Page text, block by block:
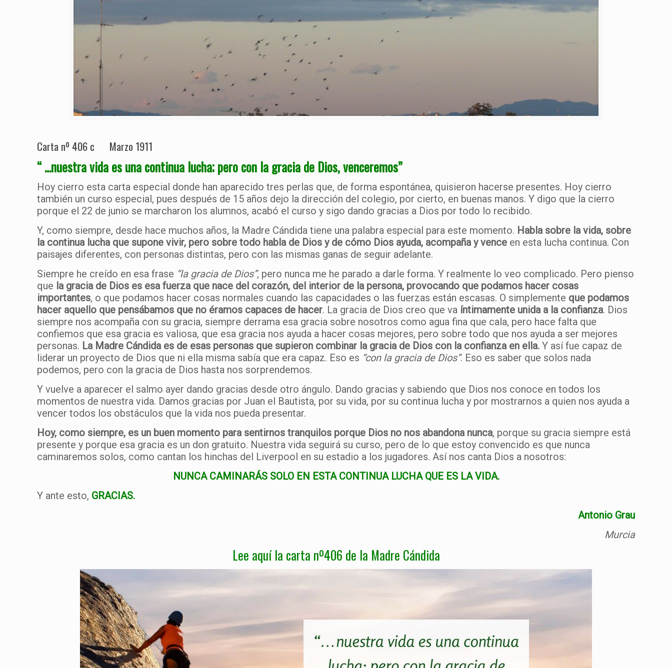
Carta nº 406 c Marzo 1911
“ …nuestra vida es una continua lucha; pero con la gracia de Dios, venceremos”
Hoy cierro esta carta especial donde han aparecido tres perlas que, de forma espontánea, quisieron hacerse presentes. Hoy cierro
también un curso especial, pues después de 15 años dejo la dirección del colegio, por cierto, en buenas manos. Y digo que la cierro
porque el 22 de junio se marcharon los alumnos, acabó el curso y sigo dando gracias a Dios por todo lo recibido.
Y, como siempre, desde hace muchos años, la Madre Cándida tiene una palabra especial para este momento. Habla sobre la vida, sobre
la continua lucha que supone vivir, pero sobre todo habla de Dios y de cómo Dios ayuda, acompaña y vence en esta lucha continua. Con
paisajes diferentes, con personas distintas, pero con las mismas ganas de seguir adelante.
Siempre he creído en esa frase “la gracia de Dios”, pero nunca me he parado a darle forma. Y realmente lo veo complicado. Pero pienso
que la gracia de Dios es esa fuerza que nace del corazón, del interior de la persona, provocando que podamos hacer cosas
importantes, o que podamos hacer cosas normales cuando las capacidades o las fuerzas están escasas. O simplemente que podamos
hacer aquello que pensábamos que no éramos capaces de hacer. La gracia de Dios creo que va íntimamente unida a la confianza. Dios
siempre nos acompaña con su gracia, siempre derrama esa gracia sobre nosotros como agua fina que cala, pero hace falta que
confiemos que esa gracia es valiosa, que esa gracia nos ayuda a hacer cosas mejores, pero sobre todo que nos ayuda a ser mejores
personas. La Madre Cándida es de esas personas que supieron combinar la gracia de Dios con la confianza en ella. Y así fue capaz de
liderar un proyecto de Dios que ni ella misma sabía que era capaz. Eso es “con la gracia de Dios”. Eso es saber que solos nada
podemos, pero con la gracia de Dios hasta nos sorprendemos.
Y vuelve a aparecer el salmo ayer dando gracias desde otro ángulo. Dando gracias y sabiendo que Dios nos conoce en todos los
momentos de nuestra vida. Damos gracias por Juan el Bautista, por su vida, por su continua lucha y por mostrarnos a quien nos ayuda a
vencer todos los obstáculos que la vida nos pueda presentar.
Hoy, como siempre, es un buen momento para sentirnos tranquilos porque Dios no nos abandona nunca, porque su gracia siempre está
presente y porque esa gracia es un don gratuito. Nuestra vida seguirá su curso, pero de lo que estoy convencido es que nunca
caminaremos solos, como cantan los hinchas del Liverpool en su estadio a los jugadores. Así nos canta Dios a nosotros:
NUNCA CAMINARÁS SOLO EN ESTA CONTINUA LUCHA QUE ES LA VIDA.
Y ante esto, GRACIAS.
Antonio Grau
Murcia
Lee aquí la carta nº406 de la Madre Cándida